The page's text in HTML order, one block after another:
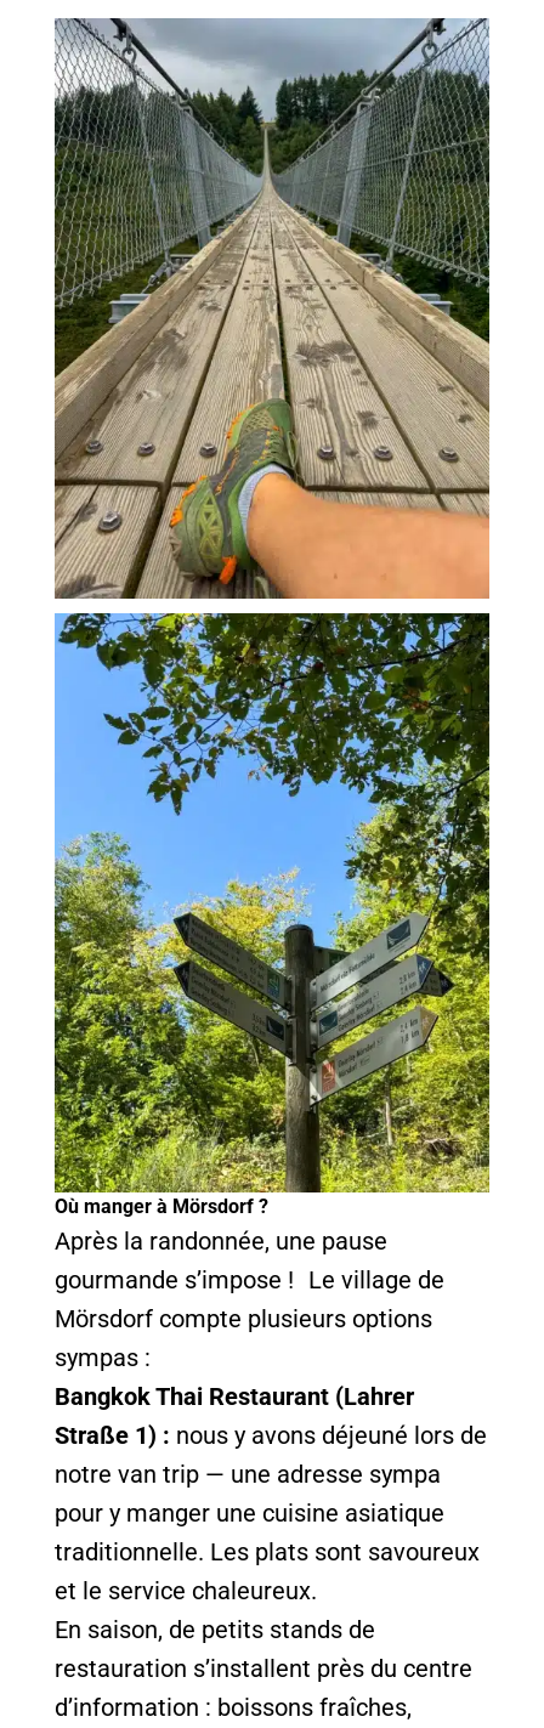
Où manger à Mörsdorf ?
Après la randonnée, une pause
gourmande s’impose ! Le village de
Mörsdorf compte plusieurs options
sympas :
Bangkok Thai Restaurant (Lahrer
Straße 1) : nous y avons déjeuné lors de
notre van trip — une adresse sympa
pour y manger une cuisine asiatique
traditionnelle. Les plats sont savoureux
et le service chaleureux.
En saison, de petits stands de
restauration s’installent près du centre
d’information : boissons fraîches,